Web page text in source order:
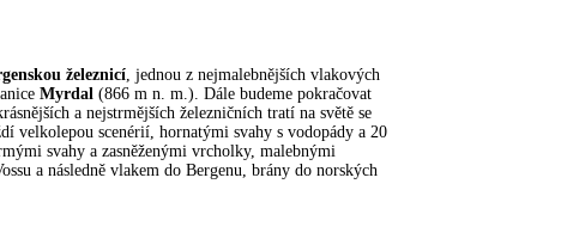
železnicí, jednou z nejmalebnějších vlakových
Myrdal (866 m n. m.). Dále budeme pokračovat
a nejstrmějších železničních tratí na světě se
velkolepou scenérií, hornatými svahy s vodopády a 20
svahy a zasněženými vrcholky, malebnými
a následně vlakem do Bergenu, brány do norských